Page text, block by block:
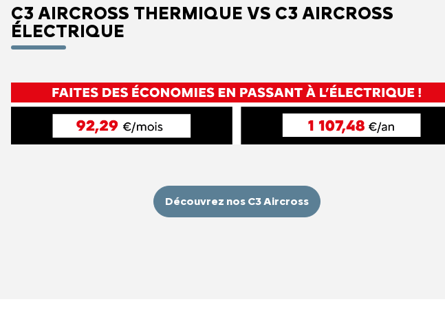
C3 AIRCROSS THERMIQUE VS C3 AIRCROSS
ÉLECTRIQUE
Découvrez nos C3 Aircross